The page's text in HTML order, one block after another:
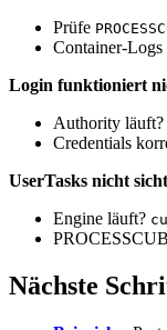
Prüfe
Container-Logs
Login funktioniert
Authority läuft?
Credentials
UserTasks nicht
Engine läuft?
Nächste